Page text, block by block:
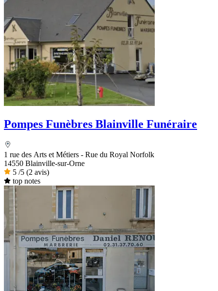
Pompes Funèbres Blainville Funéraire
1 rue des Arts et Métiers - Rue du Royal Norfolk
14550 Blainville-sur-Orne
5 /5 (2 avis)
top notes